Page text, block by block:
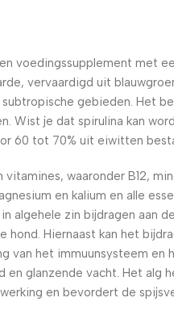
voedingssupplement met
vervaardigd uit
gebieden. Het
Wist je dat spirulina kan
60 tot 70% uit eiwitten
vitamines, waaronder B12,
en kalium en alle
in algehele zin bijdragen aan
hond. Hiernaast kan het
van het immuunsysteem en
en glanzende vacht. Het alg
en bevordert de